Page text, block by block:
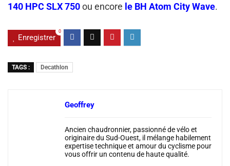
140 HPC SLX 750ou encore le BH Atom City Wave.
Enregistrer
0
TAGS : Decathlon
Geoffrey
Ancien chaudronnier, passionné de vélo et
originaire du Sud-Ouest, il mélange habilement
expertise technique et amour du cyclisme pour
vous offrir un contenu de haute qualité.